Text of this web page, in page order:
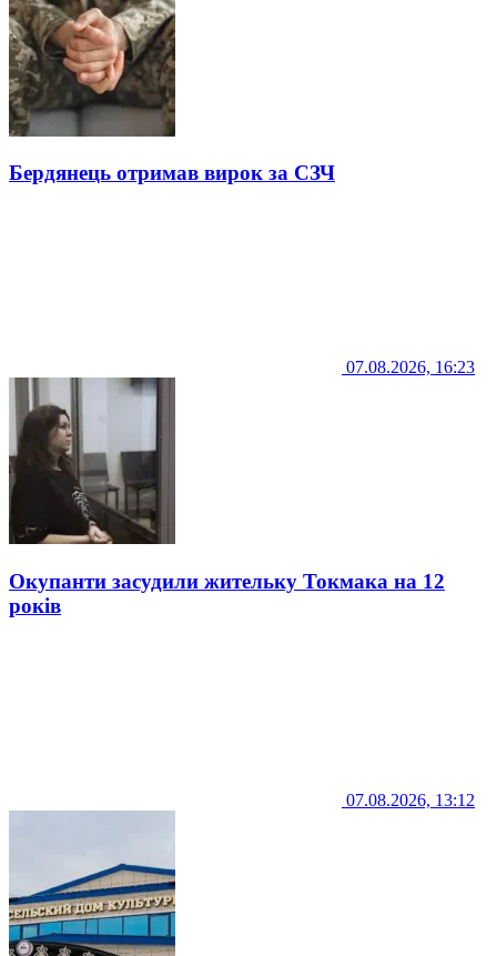
Бердянець отримав вирок за СЗЧ
07.08.2026, 16:23
Окупанти засудили жительку Токмака на 12
років
07.08.2026, 13:12